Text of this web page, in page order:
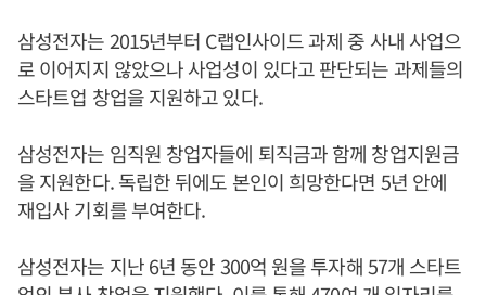
삼성전자는 2015년부터 C랩인사이드 과제 중 사내 사업으
로 이어지지 않았으나 사업성이 있다고 판단되는 과제들의
스타트업 창업을 지원하고 있다.
삼성전자는 임직원 창업자들에 퇴직금과 함께 창업지원금
을 지원한다. 독립한 뒤에도 본인이 희망한다면 5년 안에
재입사 기회를 부여한다.
삼성전자는 지난 6년 동안 300억 원을 투자해 57개 스타트